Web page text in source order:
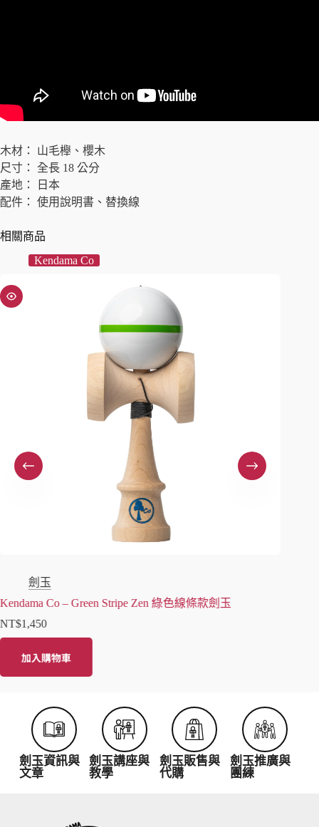
木材： 山毛櫸、櫻木
尺寸： 全長 18 公分
產地： 日本
配件： 使用說明書、替換線
相關商品
Kendama Co
劍玉
Kendama Co – Green Stripe Zen 綠色線條款劍玉
NT$1,450
加入購物車
劍玉資訊與
文章
劍玉講座與
教學
劍玉販售與
代購
劍玉推廣與
團練